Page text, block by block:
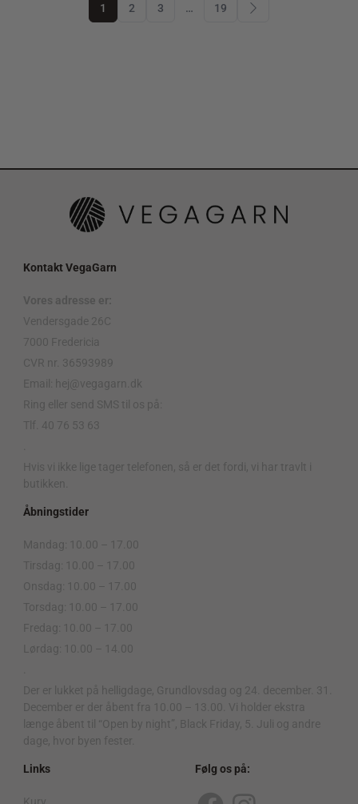
1 2 3 … 19
Kontakt VegaGarn
Vores adresse er:
Vendersgade 26C
7000 Fredericia
CVR nr. 36593989
Email: hej@vegagarn.dk
Ring eller send SMS til os på:
Tlf. 40 76 53 63
Hvis vi ikke lige tager telefonen, så er det fordi, vi har travlt i
butikken.
Åbningstider
Mandag: 10.00 – 17.00
Tirsdag: 10.00 – 17.00
Onsdag: 10.00 – 17.00
Torsdag: 10.00 – 17.00
Fredag: 10.00 – 17.00
Lørdag: 10.00 – 14.00
Der er lukket på helligdage, Grundlovsdag og 24. december. 31.
December er der åbent fra 10.00 – 13.00. Vi holder ekstra
længe åbent til “Open by night”, Black Friday, 5. Juli og andre
dage, hvor byen fester.
Links Følg os på: